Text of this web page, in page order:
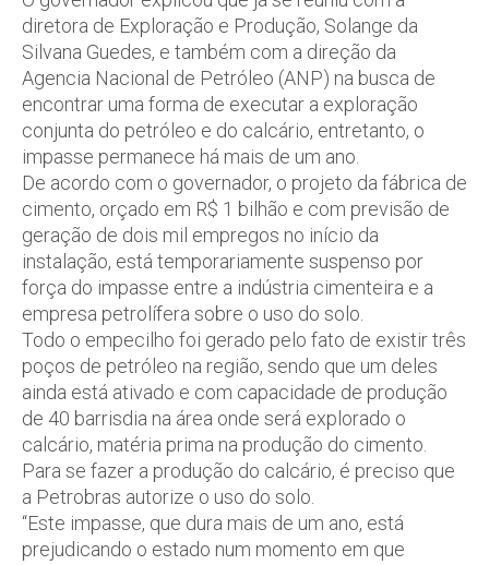
diretora de Exploração e Produção, Solange da
Silvana Guedes, e também com a direção da
Agencia Nacional de Petróleo (ANP) na busca de
encontrar uma forma de executar a exploração
conjunta do petróleo e do calcário, entretanto, o
impasse permanece há mais de um ano.
De acordo com o governador, o projeto da fábrica de
cimento, orçado em R$ 1 bilhão e com previsão de
geração de dois mil empregos no início da
instalação, está temporariamente suspenso por
força do impasse entre a indústria cimenteira e a
empresa petrolífera sobre o uso do solo.
Todo o empecilho foi gerado pelo fato de existir três
poços de petróleo na região, sendo que um deles
ainda está ativado e com capacidade de produção
de 40 barrisdia na área onde será explorado o
calcário, matéria prima na produção do cimento.
Para se fazer a produção do calcário, é preciso que
a Petrobras autorize o uso do solo.
“Este impasse, que dura mais de um ano, está
prejudicando o estado num momento em que